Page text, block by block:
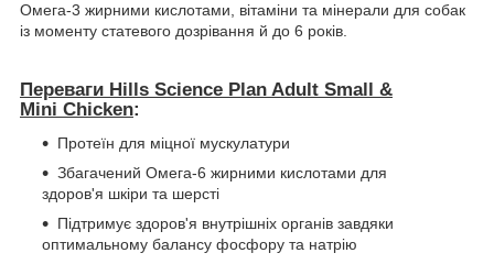
Омега-3 жирними кислотами, вітаміни та мінерали для собак
із моменту статевого дозрівання й до 6 років.
Переваги Hills Science Plan Adult Small &
Mini Chicken:
Протеїн для міцної мускулатури
Збагачений Омега-6 жирними кислотами для
здоров'я шкіри та шерсті
Підтримує здоров'я внутрішніх органів завдяки
оптимальному балансу фосфору та натрію